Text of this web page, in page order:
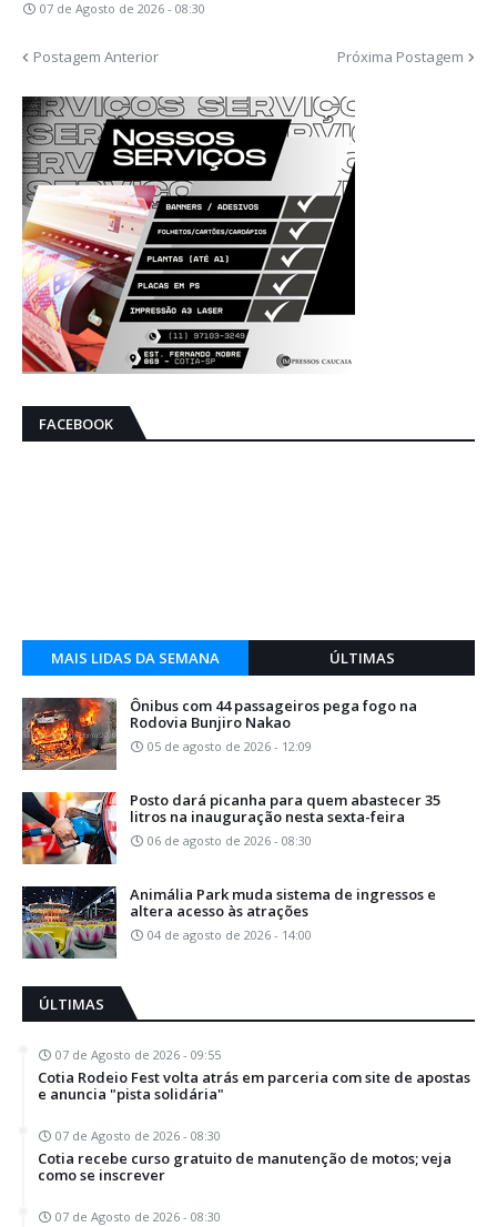
07 de Agosto de 2026 - 08:30
Postagem Anterior Próxima Postagem
FACEBOOK
MAIS LIDAS DA SEMANA ÚLTIMAS
Ônibus com 44 passageiros pega fogo na
Rodovia Bunjiro Nakao
05 de agosto de 2026 - 12:09
Posto dará picanha para quem abastecer 35
litros na inauguração nesta sexta-feira
06 de agosto de 2026 - 08:30
Animália Park muda sistema de ingressos e
altera acesso às atrações
04 de agosto de 2026 - 14:00
ÚLTIMAS
07 de Agosto de 2026 - 09:55
Cotia Rodeio Fest volta atrás em parceria com site de apostas
e anuncia "pista solidária"
07 de Agosto de 2026 - 08:30
Cotia recebe curso gratuito de manutenção de motos; veja
como se inscrever
07 de Agosto de 2026 - 08:30